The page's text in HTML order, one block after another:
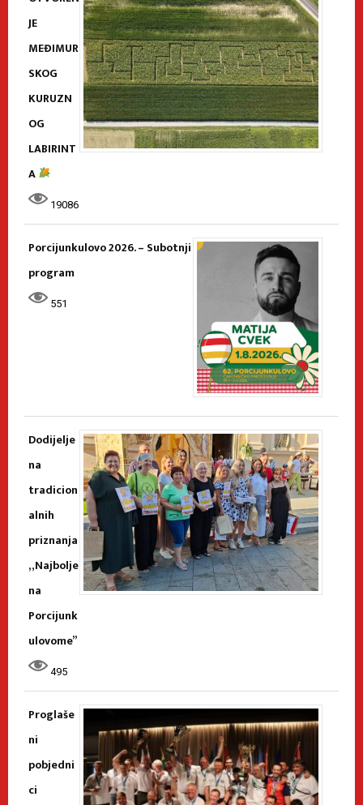
JE
MEĐIMUR
SKOG
KURUZN
OG
LABIRINT
A
19086
Porcijunkulovo 2026. – Subotnji
program
551
Dodijelje
na
tradicion
alnih
priznanja
„Najbolje
na
Porcijunk
ulovome”
495
Proglaše
ni
pobjedni
ci